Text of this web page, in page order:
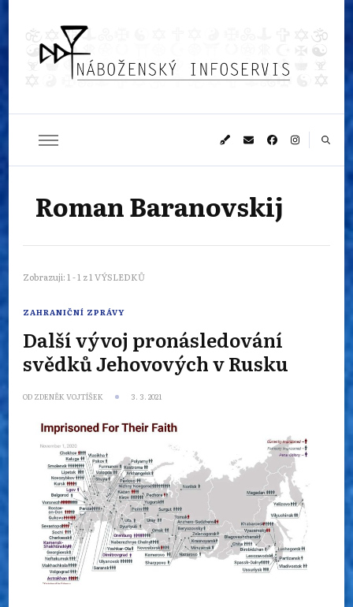
Náboženský
infoservis
Roman Baranovskij
Zobrazuji: 1 - 1 z 1 VÝSLEDKŮ
ZAHRANIČNÍ ZPRÁVY
Další vývoj pronásledování
svědků Jehovových v Rusku
OD ZDENĚK VOJTÍŠEK 3. 3. 2021